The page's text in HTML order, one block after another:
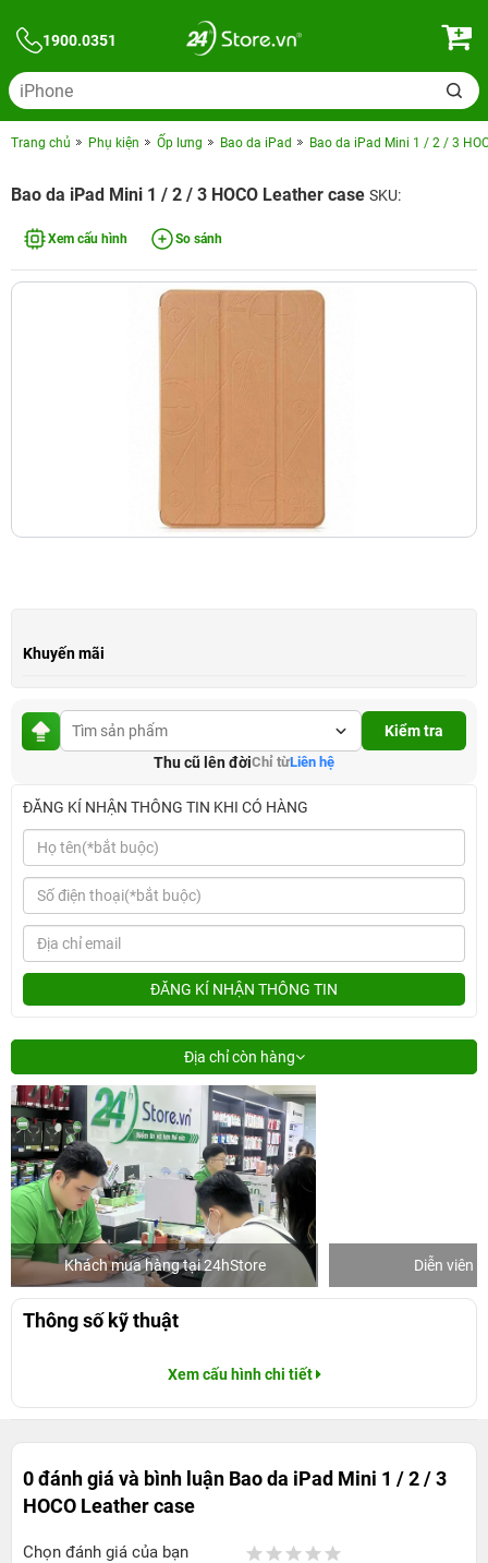
1900.0351
Trang chủ Phụ kiện Ốp lưng Bao da iPad Bao da iPad Mini 1 / 2 / 3
Bao da iPad Mini 1 / 2 / 3 HOCO Leather case SKU:
Xem cấu hình So sánh
Khuyến mãi
Kiểm tra
Thu cũ lên đờiChỉ từLiên hệ
ĐĂNG KÍ NHẬN THÔNG TIN KHI CÓ HÀNG
ĐĂNG KÍ NHẬN THÔNG TIN
Địa chỉ còn hàng
Khách mua hàng tại 24hStore Diễn viên
Thông số kỹ thuật
Xem cấu hình chi tiết
0 đánh giá và bình luận Bao da iPad Mini 1 / 2 / 3
HOCO Leather case
Chọn đánh giá của bạn